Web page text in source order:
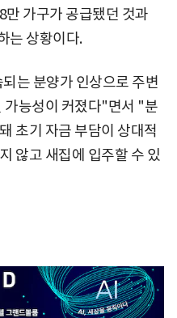
가구가 공급됐던 것과
는 상황이다.
는 분양가 인상으로 주변
가능성이 커졌다"면서 "분
초기 자금 부담이 상대적
않고 새집에 입주할 수 있